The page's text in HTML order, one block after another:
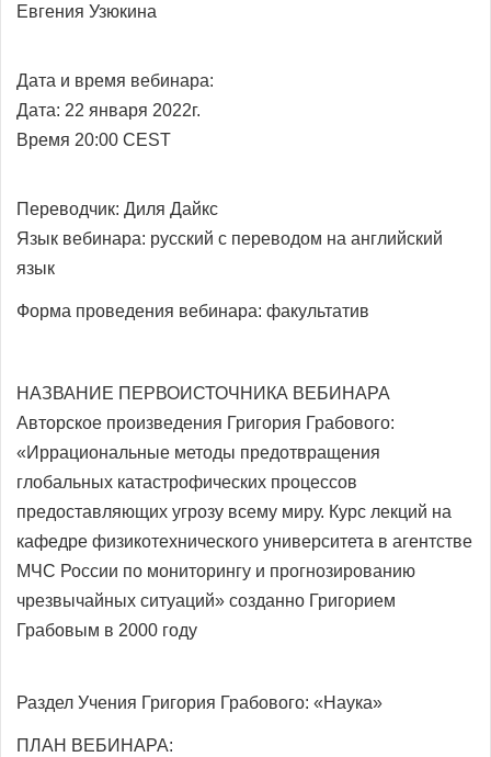
Евгения Узюкина
Дата и время вебинара:
Дата: 22 января 2022г.
Время 20:00 CEST
Переводчик: Диля Дайкс
Язык вебинара: русский с переводом на английский
язык
Форма проведения вебинара: факультатив
НАЗВАНИЕ ПЕРВОИСТОЧНИКА ВЕБИНАРА
Авторское произведения Григория Грабового:
«Иррациональные методы предотвращения
глобальных катастрофических процессов
предоставляющих угрозу всему миру. Курс лекций на
кафедре физикотехнического университета в агентстве
МЧС России по мониторингу и прогнозированию
чрезвычайных ситуаций» созданно Григорием
Грабовым в 2000 году
Раздел Учения Григория Грабового: «Наука»
ПЛАН ВЕБИНАРА: